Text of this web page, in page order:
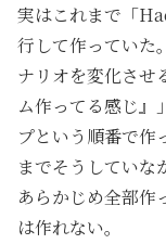
実はこれまで「
行して作っていた
ナリオを変化させ
ム作ってる感じ
プという順番で作
までそうしていな
あらかじめ全部作
は作れない。